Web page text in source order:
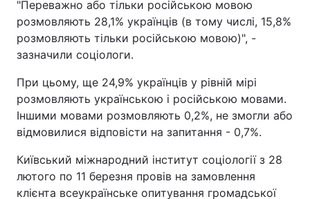
"Переважно або тільки російською мовою
розмовляють 28,1% українців (в тому числі, 15,8%
розмовляють тільки російською мовою)", -
зазначили соціологи.
При цьому, ще 24,9% українців у рівній мірі
розмовляють українською і російською мовами.
Іншими мовами розмовляють 0,2%, не змогли або
відмовилися відповісти на запитання - 0,7%.
Київський міжнародний інститут соціології з 28
лютого по 11 березня провів на замовлення
клієнта всеукраїнське опитування громадської